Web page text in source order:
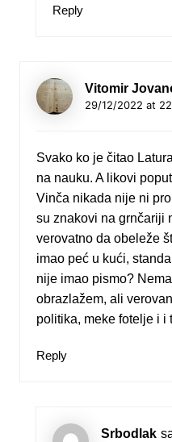
Reply
Vitomir
29/12/2022 at
Svako ko je čitao
na nauku. A likovi
Vinča nikada nije ni
su znakovi na grnčariji
verovatno da obeleže
imao peć u kući,
nije imao pismo?
obrazlažem, ali
politika, meke fotelje i i
Reply
Srbodlak